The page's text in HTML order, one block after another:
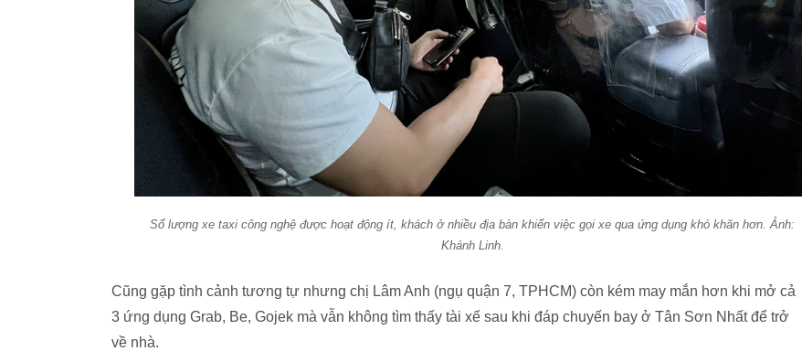
Số lượng xe taxi công nghệ được hoạt động ít, khách ở nhiều địa bàn khiến việc gọi xe qua ứng dụng khó khăn hơn. Ảnh:
Khánh Linh.
Cũng gặp tình cảnh tương tự nhưng chị Lâm Anh (ngụ quận 7, TPHCM) còn kém may mắn hơn khi mở cả
3 ứng dụng Grab, Be, Gojek mà vẫn không tìm thấy tài xế sau khi đáp chuyến bay ở Tân Sơn Nhất để trở
về nhà.